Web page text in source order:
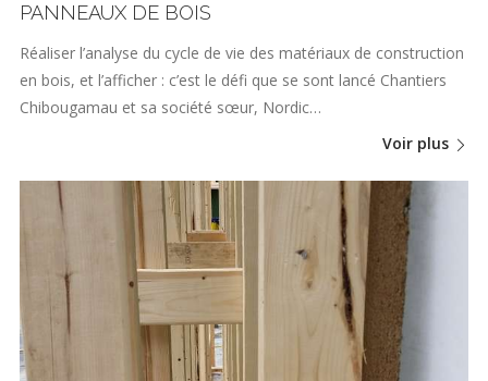
PANNEAUX DE BOIS
Réaliser l’analyse du cycle de vie des matériaux de construction
en bois, et l’afficher : c’est le défi que se sont lancé Chantiers
Chibougamau et sa société sœur, Nordic…
Voir plus